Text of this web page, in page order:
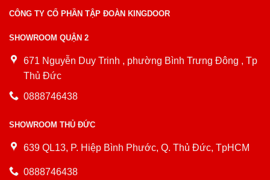
CÔNG TY CỔ PHẦN TẬP ĐOÀN KINGDOOR
SHOWROOM QUẬN 2
671 Nguyễn Duy Trinh , phường Bình Trưng Đông , Tp
Thủ Đức
0888746438
SHOWROOM THỦ ĐỨC
639 QL13, P. Hiệp Bình Phước, Q. Thủ Đức, TpHCM
0888746438